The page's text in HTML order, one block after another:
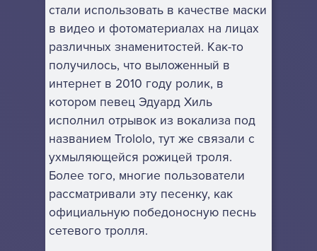
стали использовать в качестве маски
в видео и фотоматериалах на лицах
различных знаменитостей. Как-то
получилось, что выложенный в
интернет в 2010 году ролик, в
котором певец Эдуард Хиль
исполнил отрывок из вокализа под
названием Trololo, тут же связали с
ухмыляющейся рожицей троля.
Более того, многие пользователи
рассматривали эту песенку, как
официальную победоносную песнь
сетевого тролля.